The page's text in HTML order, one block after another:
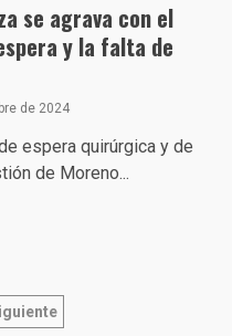
se agrava con el
y la falta de
de 2024
espera quirúrgica y de
de Moreno...